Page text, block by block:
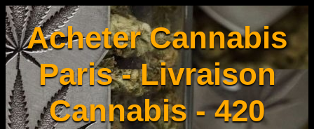
Acheter Cannabis
Paris - Livraison
Cannabis - 420